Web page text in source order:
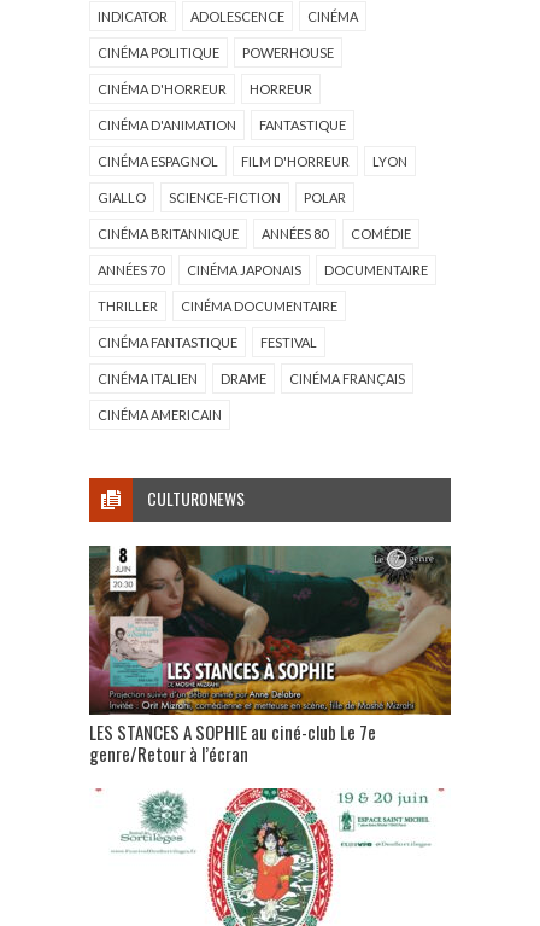
INDICATOR ADOLESCENCE CINÉMA
CINÉMA POLITIQUE POWERHOUSE
CINÉMA D'HORREUR HORREUR
CINÉMA D'ANIMATION FANTASTIQUE
CINÉMA ESPAGNOL FILM D'HORREUR LYON
GIALLO SCIENCE-FICTION POLAR
CINÉMA BRITANNIQUE ANNÉES 80 COMÉDIE
ANNÉES 70 CINÉMA JAPONAIS DOCUMENTAIRE
THRILLER CINÉMA DOCUMENTAIRE
CINÉMA FANTASTIQUE FESTIVAL
CINÉMA ITALIEN DRAME CINÉMA FRANÇAIS
CINÉMA AMERICAIN
CULTURONEWS
LES STANCES A SOPHIE au ciné-club Le 7e
genre/Retour à l’écran